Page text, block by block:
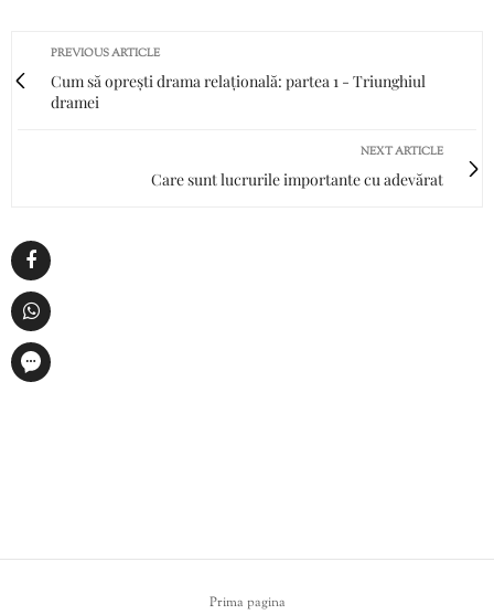
PREVIOUS ARTICLE
Cum să oprești drama relațională: partea 1 - Triunghiul
dramei
NEXT ARTICLE
Care sunt lucrurile importante cu adevărat
Prima pagina